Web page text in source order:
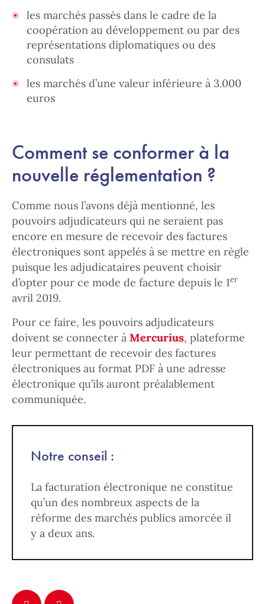
les marchés passés dans le cadre de la
coopération au développement ou par des
représentations diplomatiques ou des
consulats
les marchés d’une valeur inférieure à 3.000
euros
Comment se conformer à la
nouvelle réglementation ?
Comme nous l’avons déjà mentionné, les
pouvoirs adjudicateurs qui ne seraient pas
encore en mesure de recevoir des factures
électroniques sont appelés à se mettre en règle
puisque les adjudicataires peuvent choisir
d’opter pour ce mode de facture depuis le 1er
avril 2019.
Pour ce faire, les pouvoirs adjudicateurs
doivent se connecter à Mercurius, plateforme
leur permettant de recevoir des factures
électroniques au format PDF à une adresse
électronique qu’ils auront préalablement
communiquée.
Notre conseil :
La facturation électronique ne constitue
qu’un des nombreux aspects de la
réforme des marchés publics amorcée il
y a deux ans.